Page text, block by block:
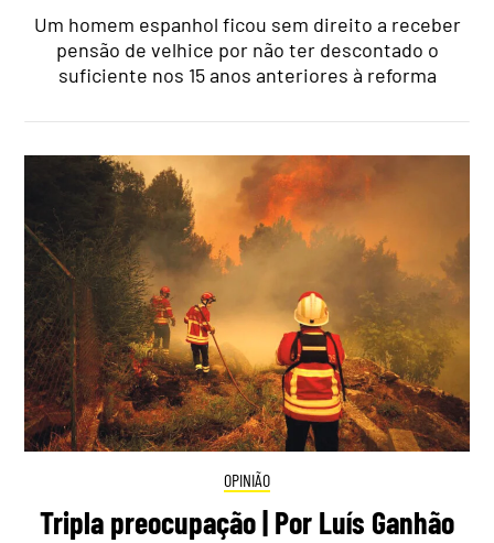
Um homem espanhol ficou sem direito a receber
pensão de velhice por não ter descontado o
suficiente nos 15 anos anteriores à reforma
OPINIÃO
Tripla preocupação | Por Luís Ganhão